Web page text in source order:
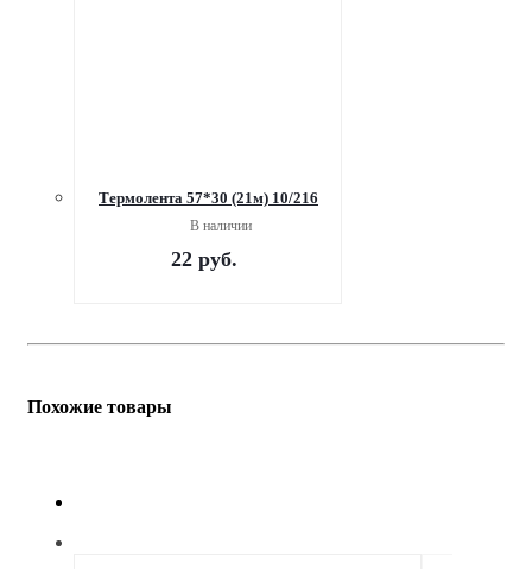
Термолента 57*30 (21м) 10/216
В наличии
22 руб.
Похожие товары